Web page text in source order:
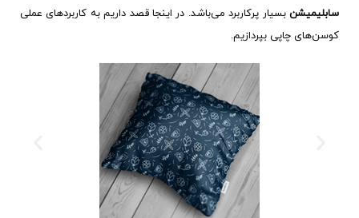
سابلیمیشن بسیار پرکاربرد می‌باشد. در اینجا قصد داریم به کاربردهای عملی
کوسن‌های چاپی بپردازیم.